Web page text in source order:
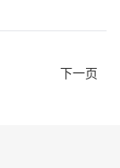
下一页